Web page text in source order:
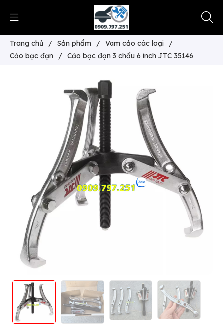
Trang chủ / Sản phẩm / Vam cảo các loại
/
Cảo bạc đạn
/ Cảo bạc đạn 3 chấu 6 inch JTC 35146